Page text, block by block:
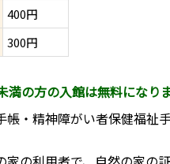
400円
300円
の方の入館は無料になりま
帳・精神障がい者保健福祉